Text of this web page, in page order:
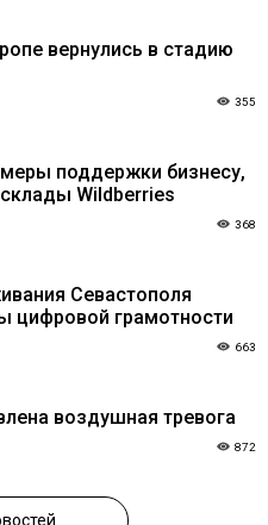
вернулись в стадию
355
поддержки бизнесу,
Wildberries
368
Севастополя
цифровой грамотности
663
воздушная тревога
872